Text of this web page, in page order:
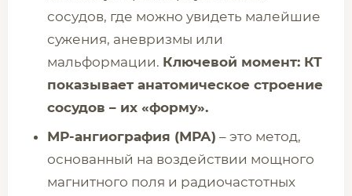
сосудов, где можно увидеть малейшие
сужения, аневризмы или
мальформации. Ключевой момент: КТ
показывает анатомическое строение
сосудов – их «форму».
МР-ангиография (МРА) – это метод,
основанный на воздействии мощного
магнитного поля и радиочастотных